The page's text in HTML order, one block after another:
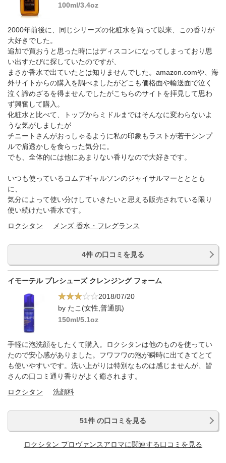
100ml/3.4oz
2000年前後に、同じシリーズの化粧水を買って以来、この香りが
大好きでした。
追加で買おうと思った時にはディスコンになってしまっており思
い出すたびに探していたのですが、
まさか香水で出ていたとは知りませんでした。amazon.comや、海
外サイトからの購入を調べましたがどこも価格面や輸送面で泣く
泣く諦めざるを得ませんでしたがこちらのサイトを拝見して思わ
ず興奮して購入。
化粧水と比べて、トップからミドルまではそんなに変わらないよ
うな気がしましたが
チニートさんがおっしゃるように私の印象もラストが若干シンプ
ルで肩透かしを食らった気分に。
でも、全体的には他にあまりない香りなので大好きです。
いつも使っているコムデギャルソンのジャイサルマーとととも
に、
気分によって使い分けしていきたいと思える販売されている限り
使い続けたい香水です。
ロクシタン
メンズ 香水・フレグランス
4件 の口コミを見る
イモーテル プレシューズ クレンジング フォーム
2018/07/20
by たこ(女性,普通肌)
150ml/5.1oz
手軽に泡洗顔をしたくて購入。ロクシタンは他のものを使ってい
たので安心感がありました。フワフワの泡が瞬時に出てきてとて
も使いやすいです。洗い上がりは特別なものは感じませんが、皆
さんの口コミ通り香りがよく癒されます。
ロクシタン
洗顔料
51件 の口コミを見る
ロクシタン プロヴァンスアロマに関連する口コミを見る